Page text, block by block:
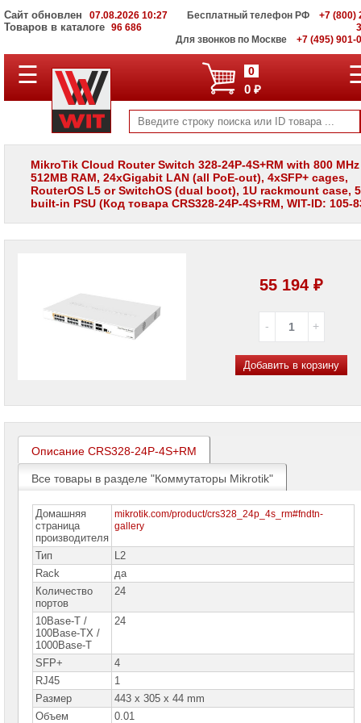
Сайт обновлен 07.08.2026 10:27
Товаров в каталоге 96 686
Бесплатный телефон РФ
+7 (800)
Для звонков по Москве
+7 (495) 901-
ПОЛНЫЙ
КАТАЛОГ
Корпоративные
серверы
WIT
Системы
хранения
данных
Проекторы
Name
Моноблоки
Brand
Name
Компьютеры
Brand
Name
Принтеры
плоттеры
МФУ
Серверы
Brand
Name
Пассивное
сетевое
оборудование
Активное
☰ 0
0 ₽
MikroTik Cloud Router Switch 328-24P-4S+RM with 800 MHz
512MB RAM, 24xGigabit LAN (all PoE-out), 4xSFP+ cages,
RouterOS L5 or SwitchOS (dual boot), 1U rackmount case,
built-in PSU (Код товара CRS328-24P-4S+RM, WIT-ID: 105-
55 194 ₽
Добавить в корзину
Описание CRS328-24P-4S+RM
Все товары в разделе "Коммутаторы Mikrotik"
Домашняя
страница
производителя
mikrotik.com/product/crs328_24p_4s_rm#fndtn-
gallery
Тип
L2
Rack
да
Количество
портов
24
10Base-T /
100Base-TX /
1000Base-T
24
SFP+
4
RJ45
1
Размер
443 x 305 x 44 mm
Объем
0.01